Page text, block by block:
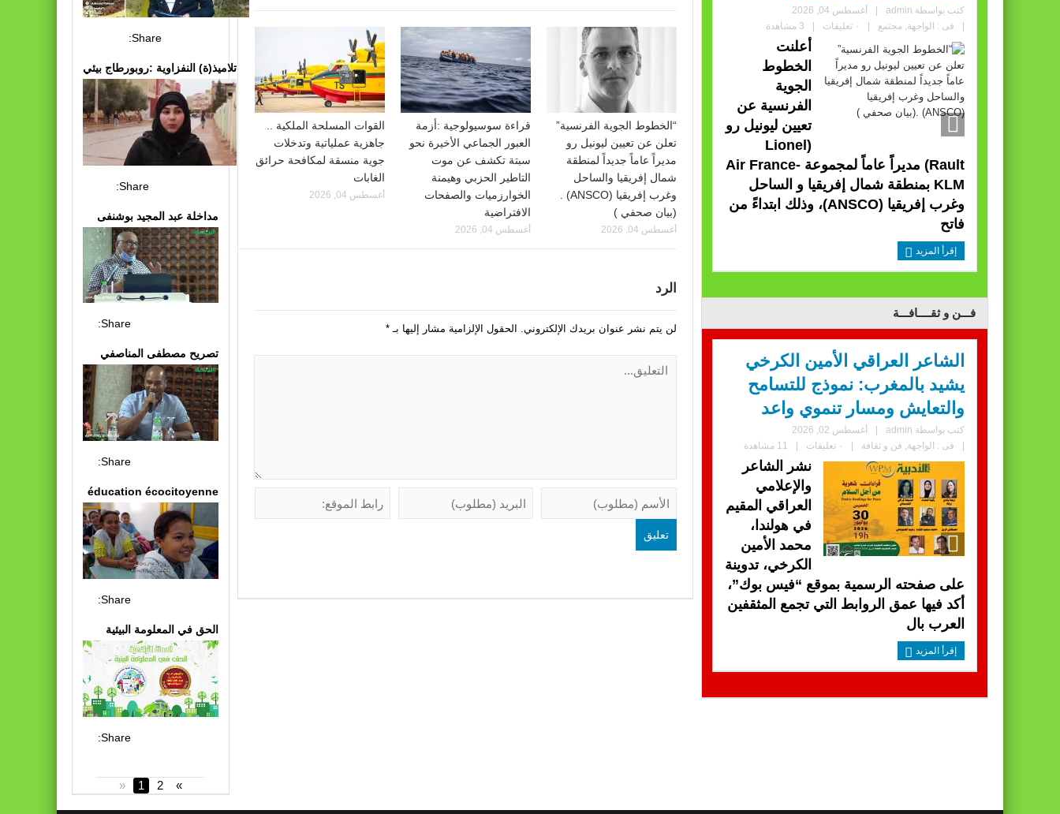
“الخطوط الجوية الفرنسية”
تعلن عن تعيين ليونيل رو
مديراً عاماً جديداً لمنطقة
شمال إفريقيا والساحل
وغرب إفريقيا (ANSCO) .
(بيان صحفي )
أغسطس 04, 2026
قراءة سوسيولوجية :أزمة
العبور الجماعي الأخيرة نحو
سبتة تكشف عن موت
التاطير الحزبي وهيمنة
الخوارزميات والصفحات
الافتراضية
أغسطس 04, 2026
القوات المسلحة الملكية ..
جاهزية عملياتية وتدخلات
جوية منسقة لمكافحة حرائق
الغابات
أغسطس 04, 2026
الرد
لن يتم نشر عنوان بريدك الإلكتروني. الحقول الإلزامية مشار إليها بـ *
Share:
تلاميذ(ة) النفزاوية :روبورطاج بيئي
Share:
مداخلة عبد المجيد بوشنفى
Share:
تصريح مصطفى المناصفي
Share:
éducation écocitoyenne
Share:
الحق في المعلومة البيئية
Share:
« 1 2 »
كتب بواسطة admin
أغسطس 04, 2026
فى : الواجهة, مجتمع ٠ تعليقات 3 مشاهدة
أعلنت
الخطوط
الجوية
الفرنسية عن
تعيين ليونيل رو
(Lionel
Rault) مديراً عاماً لمجموعة Air France-
KLM بمنطقة شمال إفريقيا و الساحل
وغرب إفريقيا (ANSCO)، وذلك ابتداءً من
فاتح
إقرأ المزيد
فـــن و ثقــــافـــة
الشاعر العراقي الأمين الكرخي
يشيد بالمغرب: نموذج للتسامح
والتعايش ومسار تنموي واعد
كتب بواسطة admin
أغسطس 02, 2026
فى : الواجهة, فن و ثقافة ٠ تعليقات 11 مشاهدة
نشر الشاعر
والإعلامي
العراقي المقيم
في هولندا،
محمد الأمين
الكرخي، تدوينة
على صفحته الرسمية بموقع “فيس بوك”،
أكد فيها عمق الروابط التي تجمع المثقفين
العرب بال
إقرأ المزيد